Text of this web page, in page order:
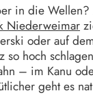
in die Wellen?
Niederweimar
oder auf
so hoch
– im Kanu
geht es